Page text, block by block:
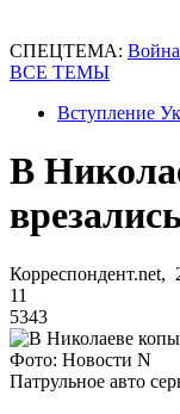
СПЕЦТЕМА:
ВСЕ ТЕМЫ
Вступление
В
Корреспондент.net,
11
5343
Фото: Новости N
Патрульное авто